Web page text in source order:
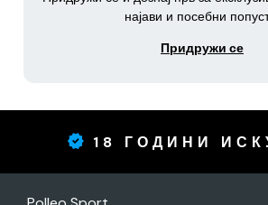
најави и посебни
Придружи се
18 ГОДИНИ